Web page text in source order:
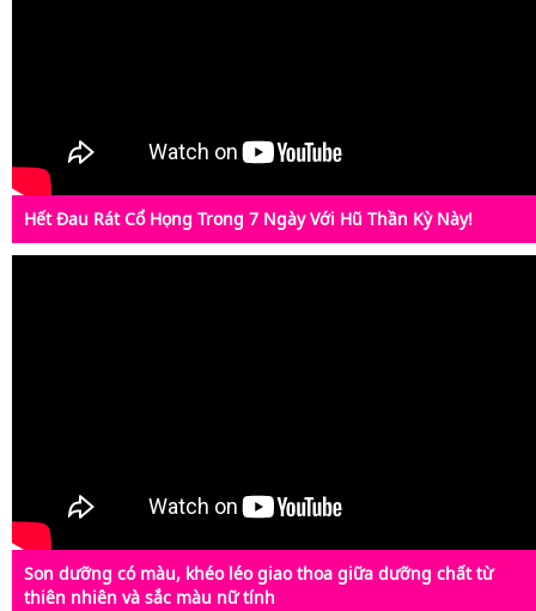
Hết Đau Rát Cổ Họng Trong 7 Ngày Với Hũ Thần Kỳ Này!
Son dưỡng có màu, khéo léo giao thoa giữa dưỡng chất từ
thiên nhiên và sắc màu nữ tính